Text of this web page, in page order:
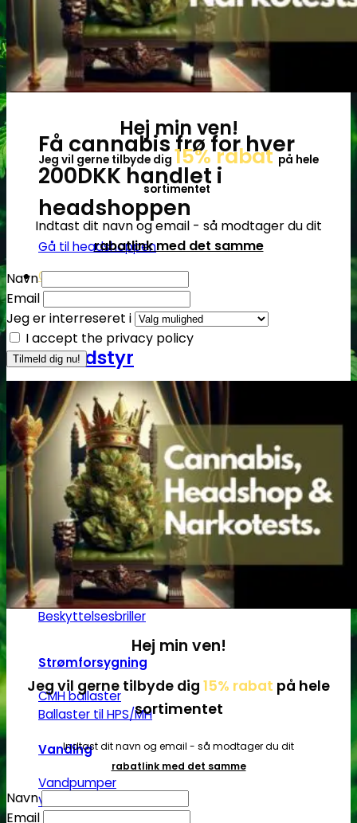
Få cannabis frø for hver
200DKK handlet i
headshoppen
Gå til headshoppen
Groudstyr
Groudstyr
Grolys
LED pære
LED lamper
CMH lys
HPS/MH lys
T5 lamper | Plantedyrkning
Grønt lys - Plante neutralt
Lampeophæng
Splittere til E27 pærer
Beskyttelsesbriller
Strømforsygning
CMH ballaster
Ballaster til HPS/MH
Vanding
Vandpumper
Vandtanke
Hej min ven!
Jeg vil gerne tilbyde dig 15% rabatpå hele
sortimentet
Indtast dit navn og email - så modtager du dit
rabatlink med det samme
Navn
Email
Jeg er interreseret i
I accept the privacy policy
Hej min ven!
Jeg vil gerne tilbyde dig 15% rabat på hele
sortimentet
Indtast dit navn og email - så modtager du dit
rabatlink med det samme
Navn
Email